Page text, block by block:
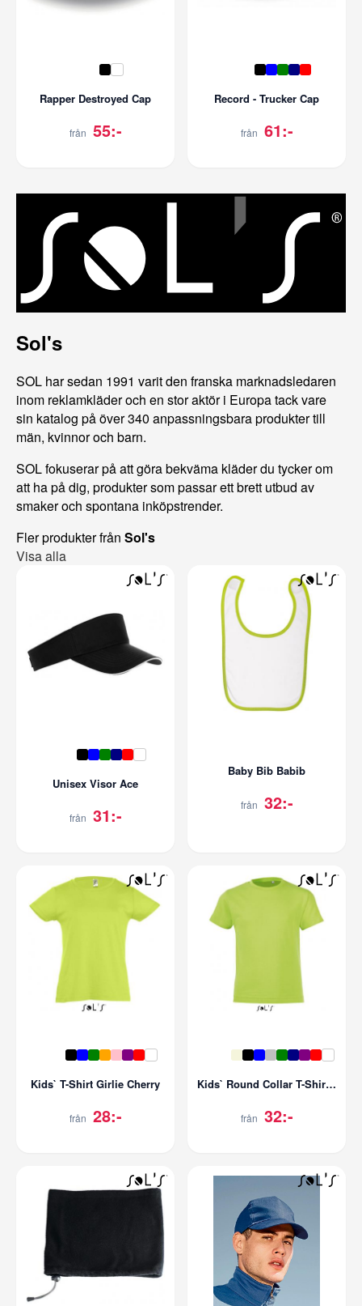
Rapper Destroyed Cap
från 55:-
Record - Trucker Cap
från 61:-
Sol's
SOL har sedan 1991 varit den franska marknadsledaren
inom reklamkläder och en stor aktör i Europa tack vare
sin katalog på över 340 anpassningsbara produkter till
män, kvinnor och barn.
SOL fokuserar på att göra bekväma kläder du tycker om
att ha på dig, produkter som passar ett brett utbud av
smaker och spontana inköpstrender.
Fler produkter från Sol's
Visa alla
Unisex Visor Ace
från 31:-
Baby Bib Babib
från 32:-
Kids` T-Shirt Girlie Cherry
från 28:-
Kids` Round Collar T-Shirt Regent Fit
från 32:-